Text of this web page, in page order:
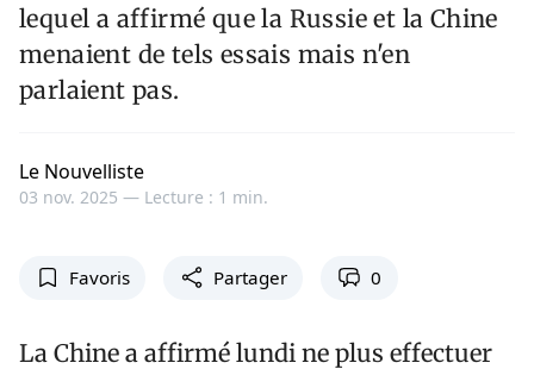
lequel a affirmé que la Russie et la Chine
menaient de tels essais mais n'en
parlaient pas.
Le Nouvelliste
03 nov. 2025 — Lecture : 1 min.
Favoris Partager 0
La Chine a affirmé lundi ne plus effectuer